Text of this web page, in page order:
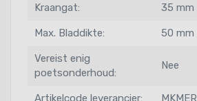
Kraangat: 35 mm
Max. Bladdikte: 50 mm
Vereist enig
poetsonderhoud:
Nee
Artikelcode leverancier: